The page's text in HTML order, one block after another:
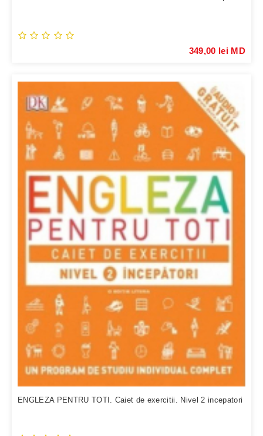
349,00 lei MD
ENGLEZA PENTRU TOTI. Caiet de exercitii. Nivel 2 incepatori